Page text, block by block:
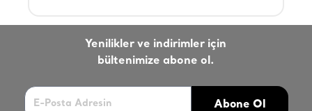
Yenilikler ve indirimler için
bültenimize abone ol.
Abone Ol